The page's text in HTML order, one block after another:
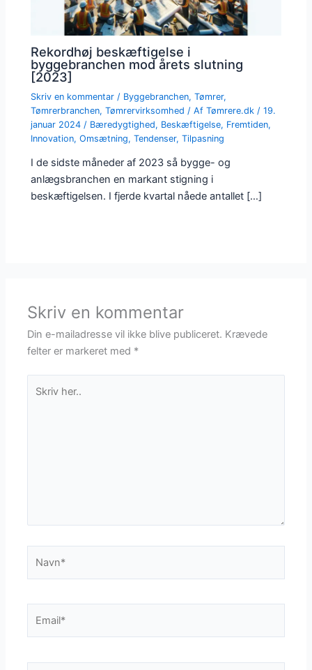
Rekordhøj beskæftigelse i
byggebranchen mod årets slutning
[2023]
Skriv en kommentar / Byggebranchen,Tømrer,
Tømrerbranchen,Tømrervirksomhed / AfTømrere.dk /19.
januar 2024 / Bæredygtighed, Beskæftigelse, Fremtiden,
Innovation,Omsætning,Tendenser,Tilpasning
I de sidste måneder af 2023 så bygge- og
anlægsbranchen en markant stigning i
beskæftigelsen. I fjerde kvartal nåede antallet […]
Skriv en kommentar
Din e-mailadresse vil ikke blive publiceret. Krævede
felter er markeret med *
her..